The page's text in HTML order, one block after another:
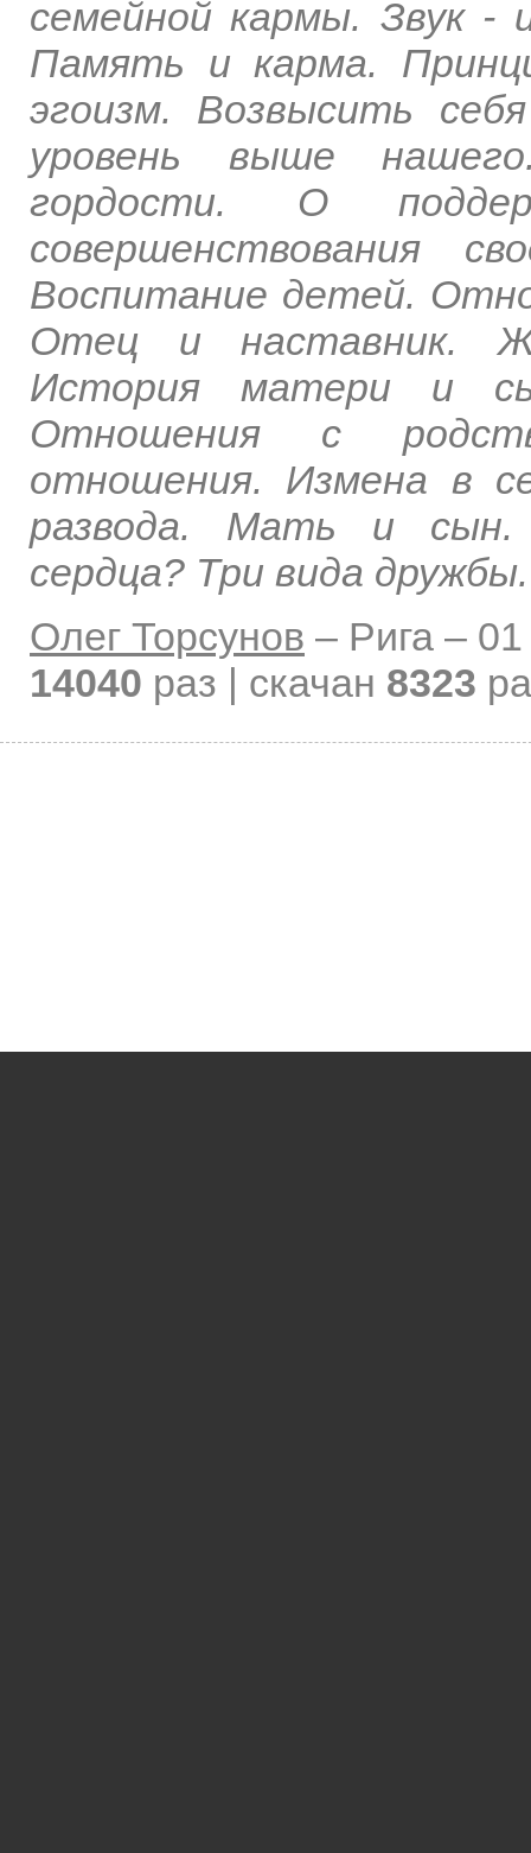
семейной кармы. Звук -
Память и карма.
эгоизм. Возвысить
уровень выше
гордости. О
совершенствования
Воспитание детей.
Отец и наставник.
История матери и
Отношения с
отношения. Измена в
развода. Мать и сын.
сердца? Три вида дружбы.
Олег Торсунов – Рига –
14040 раз | скачан 8323